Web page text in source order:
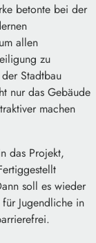
betonte bei der
allen
zu
Stadtbau
nur das Gebäude
machen
das Projekt,
soll es wieder
Jugendliche in